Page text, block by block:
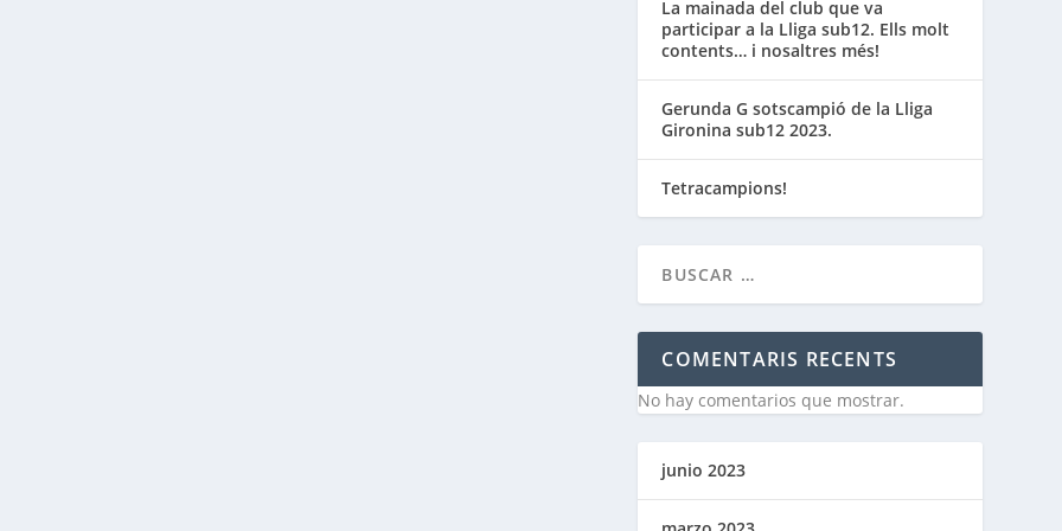
La mainada del club que va
participar a la Lliga sub12. Ells molt
contents… i nosaltres més!
Gerunda G sotscampió de la Lliga
Gironina sub12 2023.
Tetracampions!
COMENTARIS RECENTS
No hay comentarios que mostrar.
junio 2023